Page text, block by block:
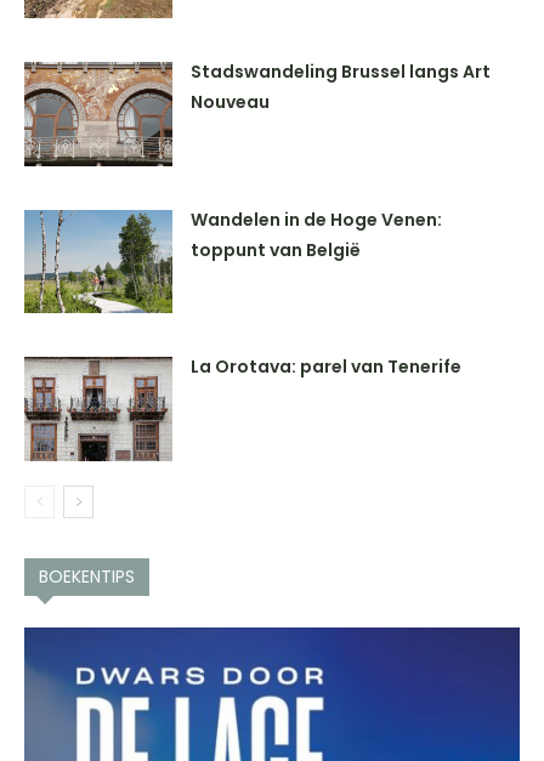
Stadswandeling Brussel langs Art
Nouveau
Wandelen in de Hoge Venen:
toppunt van België
La Orotava: parel van Tenerife
BOEKENTIPS